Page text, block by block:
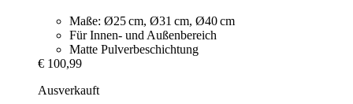
Maße: Ø25 cm, Ø31 cm, Ø40 cm
Für Innen- und Außenbereich
Matte Pulverbeschichtung
€ 100,99
Ausverkauft